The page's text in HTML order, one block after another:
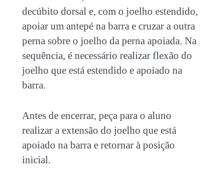
decúbito dorsal e, com o joelho estendido,
apoiar um antepé na barra e cruzar a outra
perna sobre o joelho da perna apoiada. Na
sequência, é necessário realizar flexão do
joelho que está estendido e apoiado na
barra.
Antes de encerrar, peça para o aluno
realizar a extensão do joelho que está
apoiado na barra e retornar à posição
inicial.